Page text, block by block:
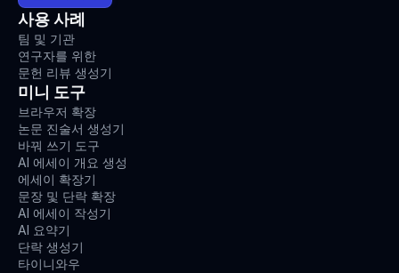
사용 사례
팀 및 기관
연구자를 위한
문헌 리뷰 생성기
미니 도구
브라우저 확장
논문 진술서 생성기
바꿔 쓰기 도구
AI 에세이 개요 생성
에세이 확장기
문장 및 단락 확장
AI 에세이 작성기
AI 요약기
단락 생성기
타이니와우